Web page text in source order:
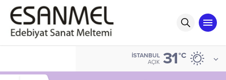
İSTANBUL
AÇIK 31°C